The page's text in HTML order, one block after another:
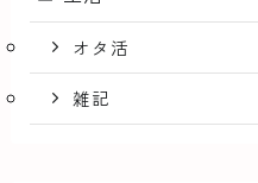
オタ活
雑記